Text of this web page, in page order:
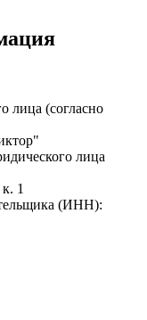
лица (согласно
лица
1
(ИНН):